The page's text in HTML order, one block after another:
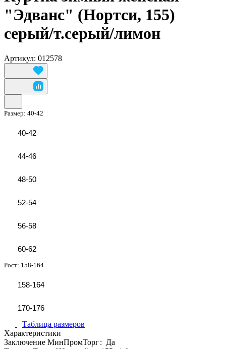
"Эдванс" (Нортси, 155)
серый/т.серый/лимон
Артикул: 012578
Размер: 40-42
40-42
44-46
48-50
52-54
56-58
60-62
Рост: 158-164
158-164
170-176
Таблица размеров
Характеристики
Заключение МинПромТорг: Да